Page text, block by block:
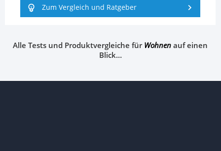
Zum Vergleich und Ratgeber
Alle Tests und Produktvergleiche fürWohnenauf einen
Blick…